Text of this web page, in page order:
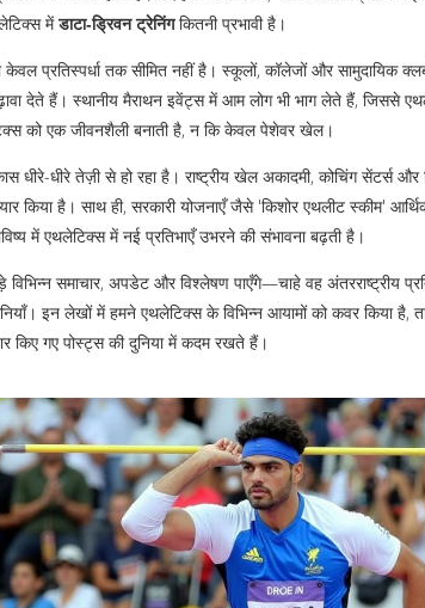
मेंडाटा‑ड्रिवन ट्रेनिंगकितनी प्रभावी है।
केवल प्रतिस्पर्धा तक सीमित नहीं है। स्कूलों, कॉलेजों और सामुदायिक
देते हैं। स्थानीय मैराथन इवेंट्स में आम लोग भी भाग लेते हैं, जिससे
को एक जीवनशैली बनाती है, न कि केवल पेशेवर खेल।
धीरे-धीरे तेज़ी से हो रहा है। राष्ट्रीय खेल अकादमी, कोचिंग सेंटर्स और
किया है। साथ ही, सरकारी योजनाएँ जैसे 'किशोर एथलीट स्कीम'
में एथलेटिक्स में नई प्रतिभाएँ उभरने की संभावना बढ़ती है।
समाचार, अपडेट और विश्लेषण पाएँगे—चाहे वह अंतरराष्ट्रीय
इन लेखों में हमने एथलेटिक्स के विभिन्न आयामों को कवर किया
किए गए पोस्ट्स की दुनिया में कदम रखते हैं।